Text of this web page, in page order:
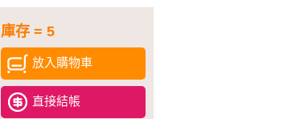
庫存 = 5
放入購物車
直接結帳